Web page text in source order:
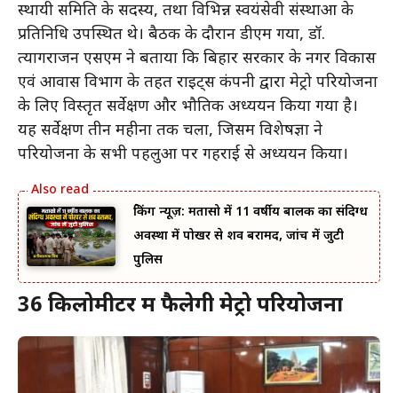
स्थायी समिति के सदस्य, तथा विभिन्न स्वयंसेवी संस्थाओं के
प्रतिनिधि उपस्थित थे। बैठक के दौरान डीएम गया, डॉ.
त्यागराजन एसएम ने बताया कि बिहार सरकार के नगर विकास
एवं आवास विभाग के तहत राइट्स कंपनी द्वारा मेट्रो परियोजना
के लिए विस्तृत सर्वेक्षण और भौतिक अध्ययन किया गया है।
यह सर्वेक्षण तीन महीनों तक चला, जिसमें विशेषज्ञों ने
परियोजना के सभी पहलुओं पर गहराई से अध्ययन किया।
ब्रेकिंग न्यूज़: मतासो में 11 वर्षीय बालक का संदिग्ध
अवस्था में पोखर से शव बरामद, जांच में जुटी
पुलिस
36 किलोमीटर में फैलेगी मेट्रो परियोजना